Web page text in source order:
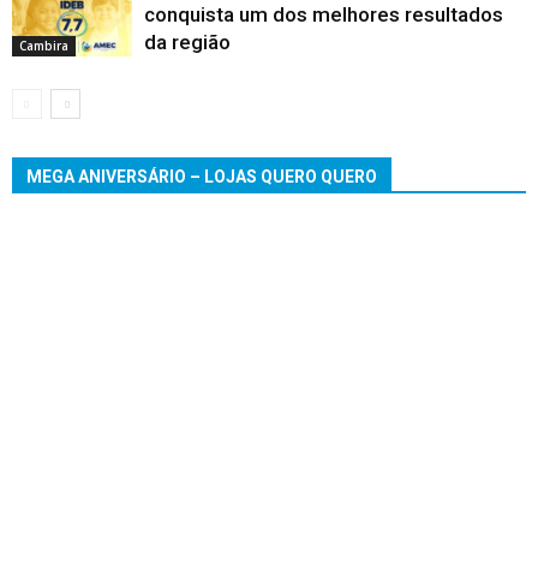
Cambira
conquista um dos melhores resultados
da região
MEGA ANIVERSÁRIO – LOJAS QUERO QUERO